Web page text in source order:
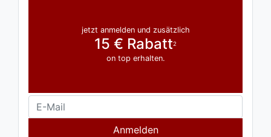
jetzt anmelden und zusätzlich
15 € Rabatt2
on top erhalten.
Anmelden